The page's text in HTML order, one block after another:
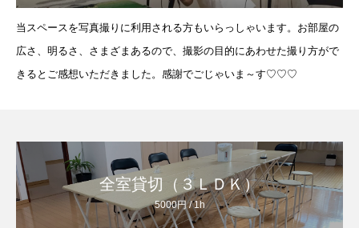
当スペースを写真撮りに利用される方もいらっしゃいます。お部屋の
広さ、明るさ、さまざまあるので、撮影の目的にあわせた撮り方がで
きるとご感想いただきました。感謝でごじゃいま～す♡♡♡
全室貸切（３ＬＤＫ）
5000円 / 1h